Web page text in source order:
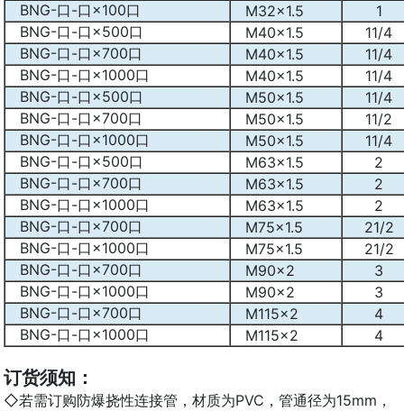
BNG-口-口×100口
M32×1.5
1
BNG-口-口×500口
M40×1.5
11/4
BNG-口-口×700口
M40×1.5
11/4
BNG-口-口×1000口
M40×1.5
11/4
BNG-口-口×500口
M50×1.5
11/4
BNG-口-口×700口
M50×1.5
11/2
BNG-口-口×1000口
M50×1.5
11/4
BNG-口-口×500口
M63×1.5
2
BNG-口-口×700口
M63×1.5
2
BNG-口-口×1000口
M63×1.5
2
BNG-口-口×700口
M75×1.5
21/2
BNG-口-口×1000口
M75×1.5
21/2
BNG-口-口×700口
M90×2
3
BNG-口-口×1000口
M90×2
3
BNG-口-口×700口
M115×2
4
BNG-口-口×1000口
M115×2 4
订货须知：
◇若需订购防爆挠性连接管，材质为PVC，管通径为15mm，